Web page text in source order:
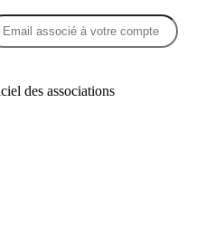
des associations